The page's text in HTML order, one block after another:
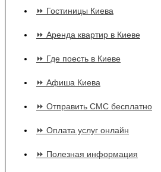
⏩ Гостиницы Киева
⏩ Аренда квартир в Киеве
⏩ Где поесть в Киеве
⏩ Афиша Киева
⏩ Отправить СМС бесплатно
⏩ Оплата услуг онлайн
⏩ Полезная информация